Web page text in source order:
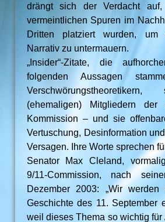
drängt sich der Verdacht
vermeintlichen Spuren im
Dritten platziert wurden, um
Narrativ zu untermauern.
„Insider“-Zitate, die
folgenden Aussagen
(ehemaligen) Mitgliedern der
Kommission – und sie
Vertuschung, Desinformation
Versagen. Ihre Worte sprechen
Senator Max Cleland,
9/11-Commission, nach
Dezember 2003: „Wir
Geschichte des 11. September
weil dieses Thema so wichtig für